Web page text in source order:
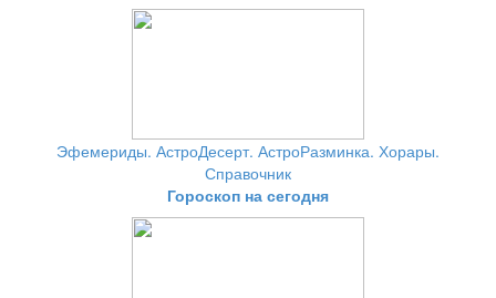
Эфемериды. АстроДесерт. АстроРазминка. Хорары.
Справочник
Гороскоп на сегодня